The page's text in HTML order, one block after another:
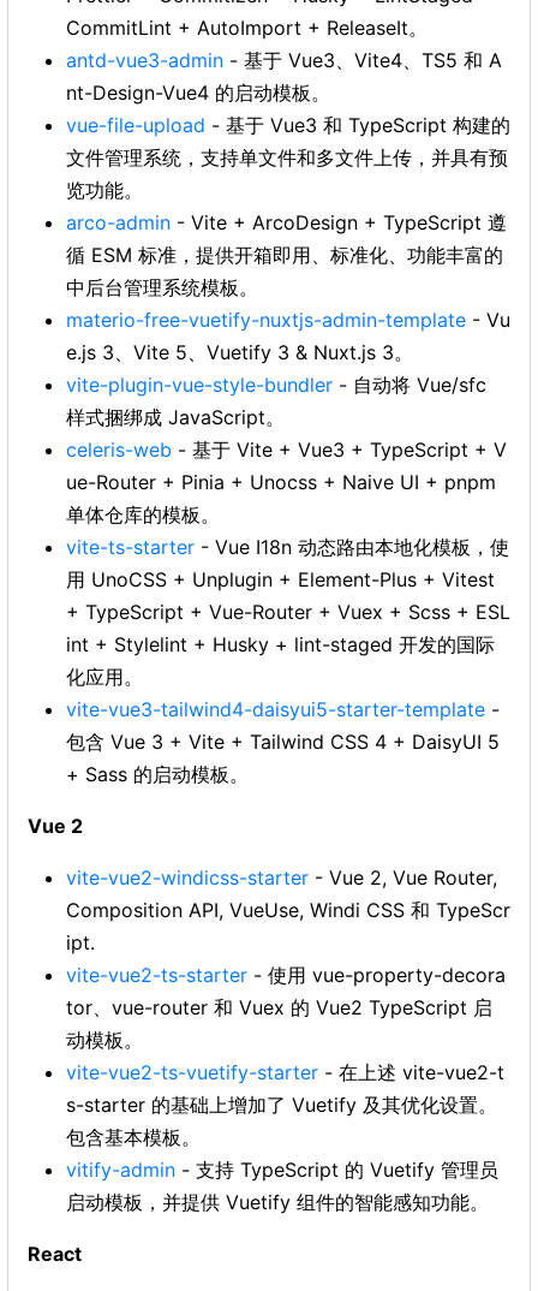
CommitLint + AutoImport + ReleaseIt。
antd-vue3-admin - 基于 Vue3、Vite4、TS5 和 A
nt-Design-Vue4 的启动模板。
vue-file-upload - 基于 Vue3 和 TypeScript 构建的
文件管理系统，支持单文件和多文件上传，并具有预
览功能。
arco-admin - Vite + ArcoDesign + TypeScript 遵
循 ESM 标准，提供开箱即用、标准化、功能丰富的
中后台管理系统模板。
materio-free-vuetify-nuxtjs-admin-template - Vu
e.js 3、Vite 5、Vuetify 3 & Nuxt.js 3。
vite-plugin-vue-style-bundler - 自动将 Vue/sfc
样式捆绑成 JavaScript。
celeris-web - 基于 Vite + Vue3 + TypeScript + V
ue-Router + Pinia + Unocss + Naive UI + pnpm
单体仓库的模板。
vite-ts-starter - Vue I18n 动态路由本地化模板，使
用 UnoCSS + Unplugin + Element-Plus + Vitest
+ TypeScript + Vue-Router + Vuex + Scss + ESL
int + Stylelint + Husky + lint-staged 开发的国际
化应用。
vite-vue3-tailwind4-daisyui5-starter-template -
包含 Vue 3 + Vite + Tailwind CSS 4 + DaisyUI 5
+ Sass 的启动模板。
Vue 2
vite-vue2-windicss-starter - Vue 2, Vue Router,
Composition API, VueUse, Windi CSS 和 TypeScr
ipt.
vite-vue2-ts-starter - 使用 vue-property-decora
tor、vue-router 和 Vuex 的 Vue2 TypeScript 启
动模板。
vite-vue2-ts-vuetify-starter - 在上述 vite-vue2-t
s-starter 的基础上增加了 Vuetify 及其优化设置。
包含基本模板。
vitify-admin - 支持 TypeScript 的 Vuetify 管理员
启动模板，并提供 Vuetify 组件的智能感知功能。
React